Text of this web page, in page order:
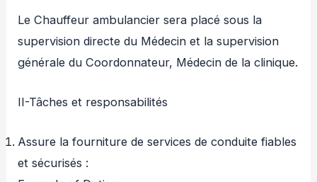
Le Chauffeur ambulancier sera placé sous la
supervision directe du Médecin et la supervision
générale du Coordonnateur, Médecin de la clinique.
II-Tâches et responsabilités
Assure la fourniture de services de conduite fiables
et sécurisés :